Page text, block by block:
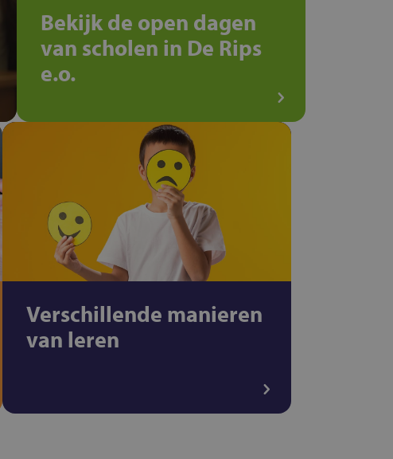
Bekijk de open dagen
van scholen in De Rips
e.o.
Verschillende manieren
van leren